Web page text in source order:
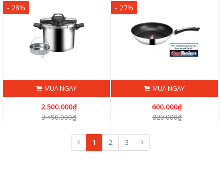
- 28%
MUA NGAY
2.500.000₫
3.490.000₫
- 27%
MUA NGAY
600.000₫
820.000₫
1 2 3